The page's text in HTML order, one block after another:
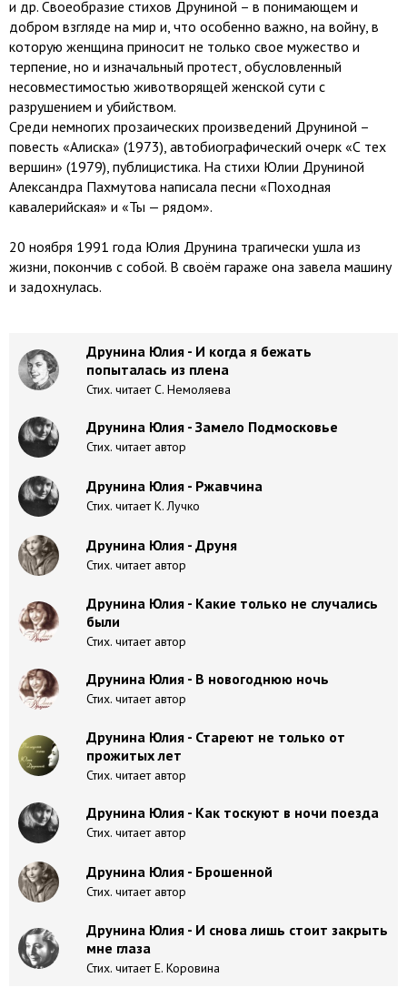
и др. Своеобразие стихов Друниной – в понимающем и
добром взгляде на мир и, что особенно важно, на войну, в
которую женщина приносит не только свое мужество и
терпение, но и изначальный протест, обусловленный
несовместимостью животворящей женской сути с
разрушением и убийством.
Среди немногих прозаических произведений Друниной –
повесть «Алиска» (1973), автобиографический очерк «С тех
вершин» (1979), публицистика. На стихи Юлии Друниной
Александра Пахмутова написала песни «Походная
кавалерийская» и «Ты — рядом».
20 ноября 1991 года Юлия Друнина трагически ушла из
жизни, покончив с собой. В своём гараже она завела машину
и задохнулась.
Друнина Юлия - И когда я бежать
попыталась из плена
Стих. читает С. Немоляева
Друнина Юлия - Замело Подмосковье
Стих. читает автор
Друнина Юлия - Ржавчина
Стих. читает К. Лучко
Друнина Юлия - Друня
Стих. читает автор
Друнина Юлия - Какие только не случались
были
Стих. читает автор
Друнина Юлия - В новогоднюю ночь
Стих. читает автор
Друнина Юлия - Стареют не только от
прожитых лет
Стих. читает автор
Друнина Юлия - Как тоскуют в ночи поезда
Стих. читает автор
Друнина Юлия - Брошенной
Стих. читает автор
Друнина Юлия - И снова лишь стоит закрыть
мне глаза
Стих. читает Е. Коровина